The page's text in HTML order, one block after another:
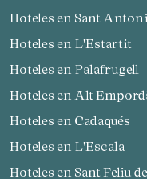
Hoteles en Sant
Hoteles en L'Estartit
Hoteles en Palafrugell
Hoteles en Alt
Hoteles en Cadaqués
Hoteles en L'Escala
Hoteles en Sant Feliu